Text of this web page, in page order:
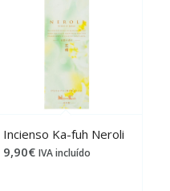
Incienso Ka-fuh Neroli
9,90€ IVA incluído